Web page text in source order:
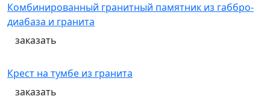
Комбинированный гранитный памятник из габбро-
диабаза и гранита
заказать
Крест на тумбе из гранита
заказать